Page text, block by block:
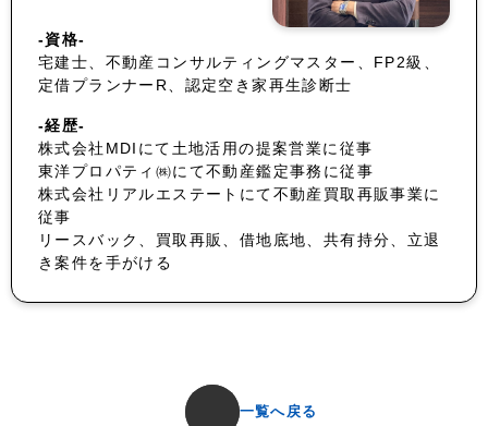
-資格-
宅建士、不動産コンサルティングマスター、FP2級、
定借プランナーR、認定空き家再生診断士
-経歴-
株式会社MDIにて土地活用の提案営業に従事
東洋プロパティ㈱にて不動産鑑定事務に従事
株式会社リアルエステートにて不動産買取再販事業に
従事
リースバック、買取再販、借地底地、共有持分、立退
き案件を手がける
一覧へ戻る